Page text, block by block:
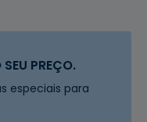
PREÇO.
especiais para